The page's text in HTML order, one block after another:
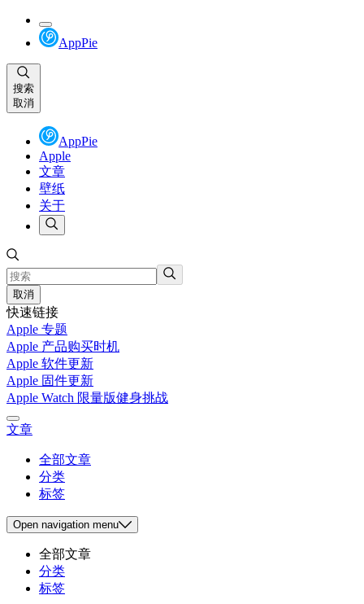
AppPie
搜索
取消
AppPie
Apple
文章
壁纸
关于
取消
快速链接
Apple 专题
Apple 产品购买时机
Apple 软件更新
Apple 固件更新
Apple Watch 限量版健身挑战
文章
全部文章
分类
标签
Open navigation menu
全部文章
分类
标签